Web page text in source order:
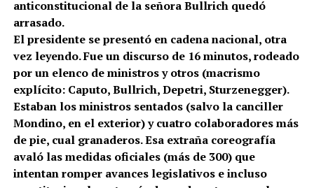
anticonstitucional de la señora Bullrich quedó
arrasado.
El presidente se presentó en cadena nacional, otra
vez leyendo. Fue un discurso de 16 minutos, rodeado
por un elenco de ministros y otros (macrismo
explícito: Caputo, Bullrich, Depetri, Sturzenegger).
Estaban los ministros sentados (salvo la canciller
Mondino, en el exterior) y cuatro colaboradores más
de pie, cual granaderos. Esa extraña coreografía
avaló las medidas oficiales (más de 300) que
intentan romper avances legislativos e incluso